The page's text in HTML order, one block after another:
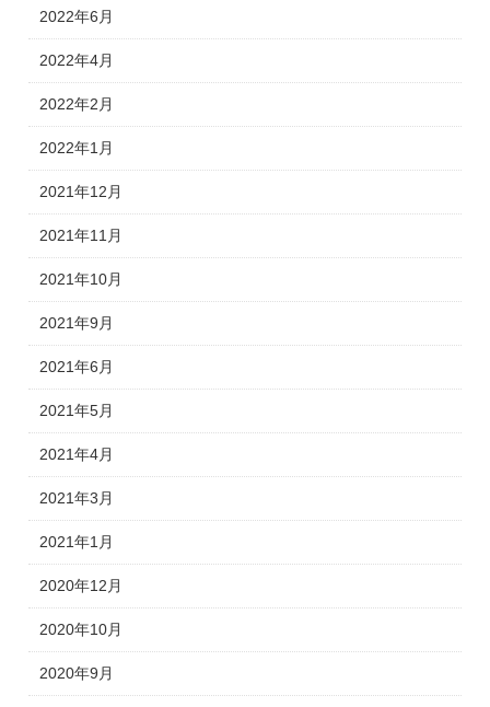
2022年6月
2022年4月
2022年2月
2022年1月
2021年12月
2021年11月
2021年10月
2021年9月
2021年6月
2021年5月
2021年4月
2021年3月
2021年1月
2020年12月
2020年10月
2020年9月